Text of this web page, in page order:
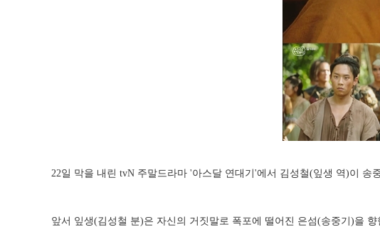
22일 막을 내린 tvN 주말드라마 '아스달 연대기'에서 김성철(잎생 역)이
앞서 잎생(김성철 분)은 자신의 거짓말로 폭포에 떨어진 은섬(송중기)을